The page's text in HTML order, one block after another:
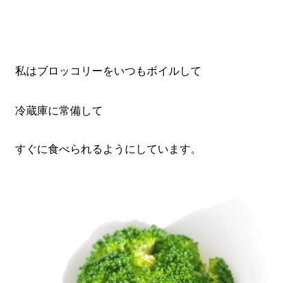
私はブロッコリーをいつもボイルして
冷蔵庫に常備して
すぐに食べられるようにしています。